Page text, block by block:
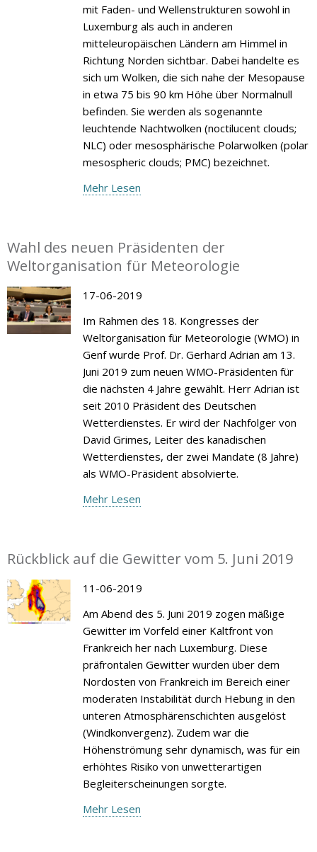
mit Faden- und Wellenstrukturen sowohl in
Luxemburg als auch in anderen
mitteleuropäischen Ländern am Himmel in
Richtung Norden sichtbar. Dabei handelte es
sich um Wolken, die sich nahe der Mesopause
in etwa 75 bis 90 km Höhe über Normalnull
befinden. Sie werden als sogenannte
leuchtende Nachtwolken (noctilucent clouds;
NLC) oder mesosphärische Polarwolken (polar
mesospheric clouds; PMC) bezeichnet.
Mehr Lesen
Wahl des neuen Präsidenten der
Weltorganisation für Meteorologie
17-06-2019
Im Rahmen des 18. Kongresses der
Weltorganisation für Meteorologie (WMO) in
Genf wurde Prof. Dr. Gerhard Adrian am 13.
Juni 2019 zum neuen WMO-Präsidenten für
die nächsten 4 Jahre gewählt. Herr Adrian ist
seit 2010 Präsident des Deutschen
Wetterdienstes. Er wird der Nachfolger von
David Grimes, Leiter des kanadischen
Wetterdienstes, der zwei Mandate (8 Jahre)
als WMO-Präsident absolvierte.
Mehr Lesen
Rückblick auf die Gewitter vom 5. Juni 2019
11-06-2019
Am Abend des 5. Juni 2019 zogen mäßige
Gewitter im Vorfeld einer Kaltfront von
Frankreich her nach Luxemburg. Diese
präfrontalen Gewitter wurden über dem
Nordosten von Frankreich im Bereich einer
moderaten Instabilität durch Hebung in den
unteren Atmosphärenschichten ausgelöst
(Windkonvergenz). Zudem war die
Höhenströmung sehr dynamisch, was für ein
erhöhtes Risiko von unwetterartigen
Begleiterscheinungen sorgte.
Mehr Lesen